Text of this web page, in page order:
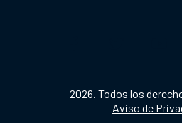
2026. Todos los
Aviso de